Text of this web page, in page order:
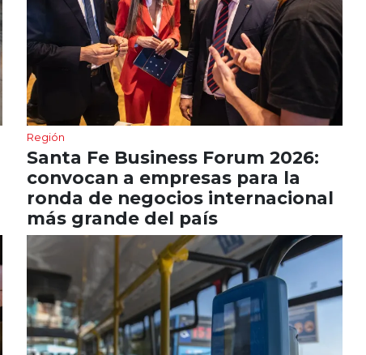
Región
Santa Fe Business Forum 2026:
convocan a empresas para la
ronda de negocios internacional
más grande del país